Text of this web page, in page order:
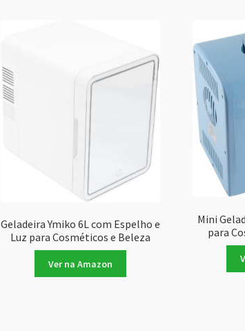
Geladeira Ymiko 6L com Espelho e
Luz para Cosméticos e Beleza
Ver na Amazon
Mini
para